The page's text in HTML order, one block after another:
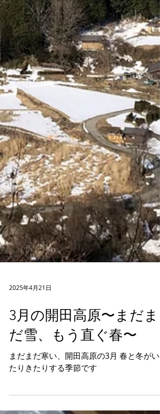
2025年4月21日
3月の開田高原〜まだま
だ雪、もう直ぐ春〜
まだまだ寒い、開田高原の3月 春と冬がい
たりきたりする季節です